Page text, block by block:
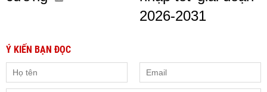
2026-2031
Ý KIẾN BẠN ĐỌC